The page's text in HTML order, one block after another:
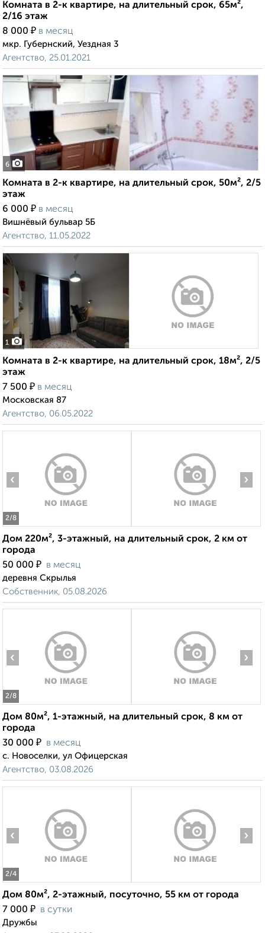
Комната в 2-к квартире, на длительный срок, 65м²,
2/16 этаж
8 000 ₽ в месяц
мкр. Губернский, Уездная 3
Агентство, 25.01.2021
6
Комната в 2-к квартире, на длительный срок, 50м², 2/5
этаж
6 000 ₽ в месяц
Вишнёвый бульвар 5Б
Агентство, 11.05.2022
1
Комната в 2-к квартире, на длительный срок, 18м², 2/5
этаж
7 500 ₽ в месяц
Московская 87
Агентство, 06.05.2022
2/8
‹ ›
Дом 220м², 3-этажный, на длительный срок, 2 км от
города
50 000 ₽ в месяц
деревня Скрылья
Собственник, 05.08.2026
2/8
‹ ›
Дом 80м², 1-этажный, на длительный срок, 8 км от
города
30 000 ₽ в месяц
с. Новоселки, ул Офицерская
Агентство, 03.08.2026
2/4
‹ ›
Дом 80м², 2-этажный, посуточно, 55 км от города
7 000 ₽ в сутки
Дружбы